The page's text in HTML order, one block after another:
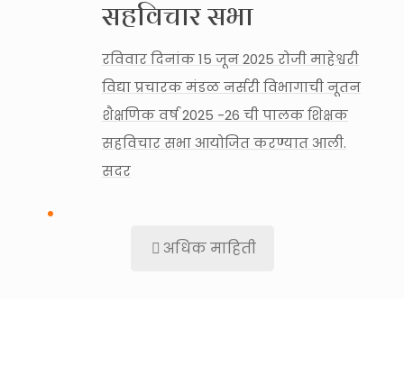
सहविचार सभा
रविवार दिनांक 15 जून 2025 रोजी माहेश्वरी
विद्या प्रचारक मंडळ नर्सरी विभागाची नूतन
शैक्षणिक वर्ष 2025 -26 ची पालक शिक्षक
सहविचार सभा आयोजित करण्यात आली.
सदर
अधिक माहिती